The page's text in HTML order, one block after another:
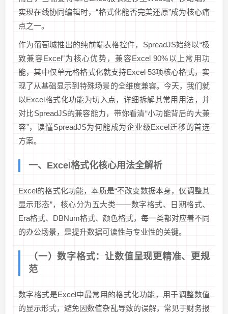
实现在线协同编辑时，“格式化能否完美还原”成为核心痛
点之一。
作为葡萄城推出的纯前端表格控件，SpreadJS始终以“极
致兼容Excel”为核心优势，兼容Excel 90%以上常用功
能，其中仅单元格格式化就支持Excel 53项核心格式，实
现了从基础显示到特殊场景的全维度兼容。今天，我们就
以Excel格式化功能为切入点，详细拆解其常用用法，并
对比SpreadJS的兼容能力，带你看清“小功能背后的大兼
容”，读懂SpreadJS为何能成为企业级Excel迁移的首选
方案。
一、Excel格式化核心用法全解析
Excel的格式化功能，本质是“不改变数据本身，仅调整其
显示形态”，核心分为五大类——数字格式、日期格式、
Era格式、DBNum格式、颜色格式，每一类都对应着不同
的办公场景，是提升数据可读性与专业性的关键。
（一）数字格式：让数值呈现更精准、更规
范
数字格式是Excel中最常用的格式化功能，用于调整数值
的显示形式，避免因数值杂乱导致的误解，常见于财务报